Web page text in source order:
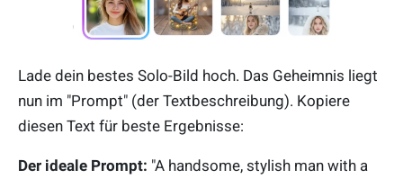
Lade dein bestes Solo-Bild hoch. Das Geheimnis liegt
nun im "Prompt" (der Textbeschreibung). Kopiere
diesen Text für beste Ergebnisse:
Der ideale Prompt: "A handsome, stylish man with a